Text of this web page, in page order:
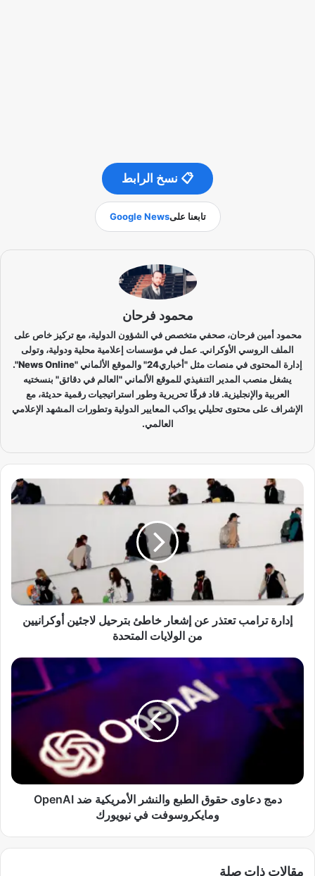
📋 نسخ الرابط
تابعنا علىGoogle News
محمود فرحان
محمود أمين فرحان، صحفي متخصص في الشؤون الدولية، مع تركيز خاص على
الملف الروسي الأوكراني. عمل في مؤسسات إعلامية محلية ودولية، وتولى
إدارة المحتوى في منصات مثل "أخباري24" والموقع الألماني "News Online".
يشغل منصب المدير التنفيذي للموقع الألماني "العالم في دقائق" بنسختيه
العربية والإنجليزية. قاد فرقًا تحريرية وطور استراتيجيات رقمية حديثة، مع
الإشراف على محتوى تحليلي يواكب المعايير الدولية وتطورات المشهد الإعلامي
العالمي.
ا
ر
ة
م
ت
ا
ب
إدارة ترامب تعتذر عن إشعار خاطئ بترحيل لاجئين أوكرانيين
من الولايات المتحدة
د
ح
ط
دمج دعاوى حقوق الطبع والنشر الأمريكية ضد OpenAI
ومايكروسوفت في نيويورك
مقالات ذات صلة